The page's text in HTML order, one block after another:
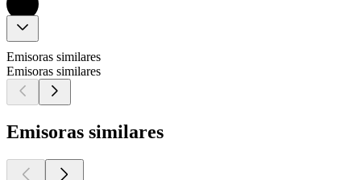
Emisoras similares
Emisoras similares
Emisoras similares